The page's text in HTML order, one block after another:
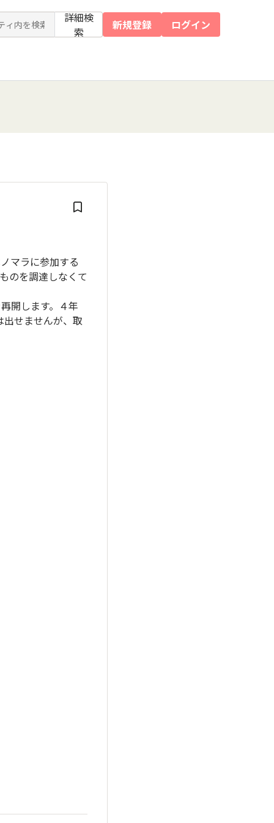
詳細検
索
新規登録 ログイン
マラに参加する
のを調達しなくて
開します。４年
出せませんが、取